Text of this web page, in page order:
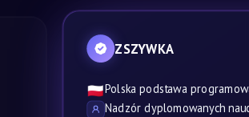
ZSZYWKA
🇵🇱Polska podstawa
Nadzór dyplomowanych